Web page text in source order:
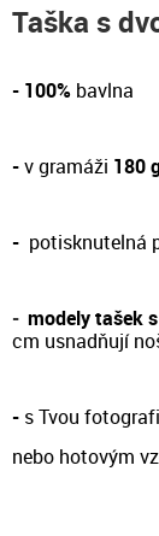
Taška s
- 100% bavlna
-v gramáži 180
- potisknutelná
- modely tašek
cm usnadňují
- s Tvou
nebo hotovým